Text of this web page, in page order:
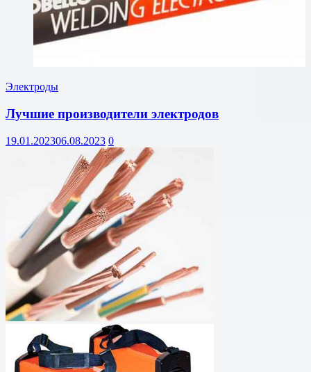
Электроды
Лучшие производители электродов
19.01.202306.08.2023 0